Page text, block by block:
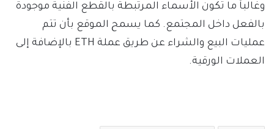
وغالباً ما تكون الأسماء المرتبطة بالقطع الفنية موجودة
بالفعل داخل المجتمع. كما يسمح الموقع بأن تتم
عمليات البيع والشراء عن طريق عملة ETH بالإضافة إلى
العملات الورقية.